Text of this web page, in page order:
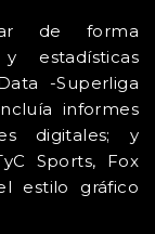
de forma
estadísticas
-Superliga
informes
digitales; y
Sports, Fox
estilo gráfico